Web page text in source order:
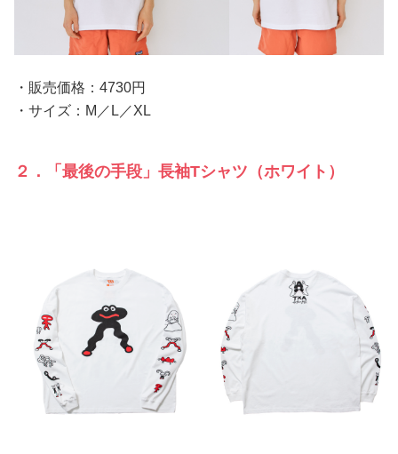
・販売価格：4730円
・サイズ：M／L／XL
２．「最後の手段」長袖Tシャツ（ホワイト）